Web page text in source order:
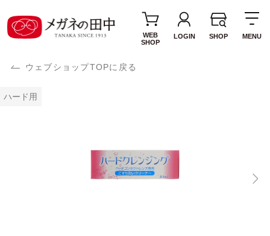
WEB
SHOP
LOGIN SHOP MENU
ウェブショップTOPに戻る
ハード用